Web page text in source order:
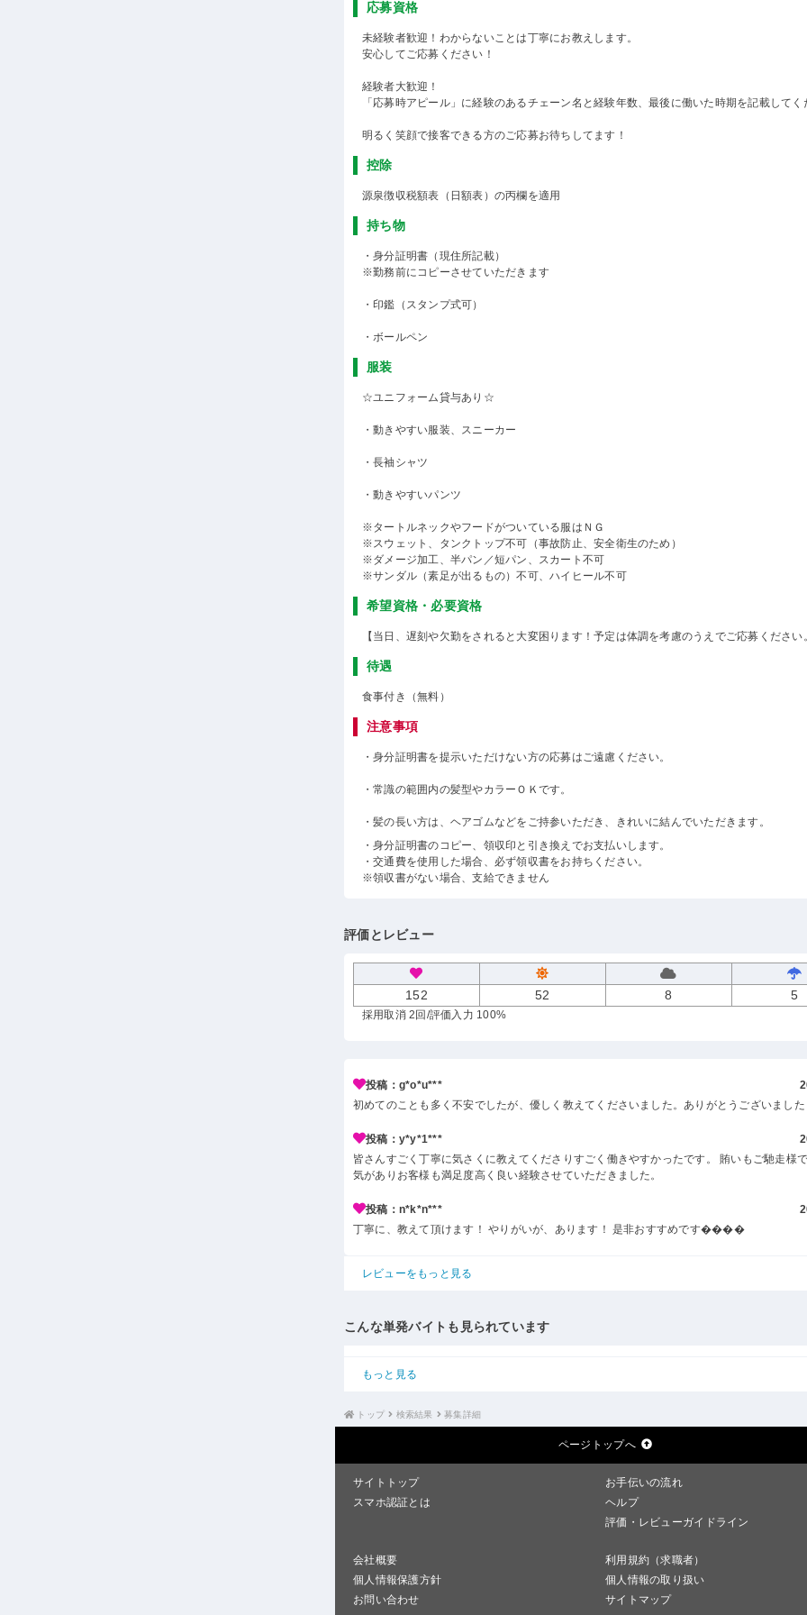
応募資格
未経験者歓迎！わからないことは丁寧にお教えします。
安心してご応募ください！
経験者大歓迎！
「応募時アピール」に経験のあるチェーン名と経験年数、最後に働いた時期を記載してく
明るく笑顔で接客できる方のご応募お待ちしてます！
控除
源泉徴収税額表（日額表）の丙欄を適用
持ち物
・身分証明書（現住所記載）
※勤務前にコピーさせていただきます
・印鑑（スタンプ式可）
・ボールペン
服装
☆ユニフォーム貸与あり☆
・動きやすい服装、スニーカー
・長袖シャツ
・動きやすいパンツ
※タートルネックやフードがついている服はＮＧ
※スウェット、タンクトップ不可（事故防止、安全衛生のため）
※ダメージ加工、半パン／短パン、スカート不可
※サンダル（素足が出るもの）不可、ハイヒール不可
希望資格・必要資格
【当日、遅刻や欠勤をされると大変困ります！予定は体調を考慮のうえでご応募ください
待遇
食事付き（無料）
注意事項
・身分証明書を提示いただけない方の応募はご遠慮ください。
・常識の範囲内の髪型やカラーＯＫです。
・髪の長い方は、ヘアゴムなどをご持参いただき、きれいに結んでいただきます。
・身分証明書のコピー、領収印と引き換えでお支払いします。
・交通費を使用した場合、必ず領収書をお持ちください。
※領収書がない場合、支給できません
評価とレビュー
152 52 8 5
採用取消 2回 /評価入力 100%
投稿：g*o*u***
初めてのことも多く不安でしたが、優しく教えてくださいました。ありがとうございました
投稿：y*y*1***
皆さんすごく丁寧に気さくに教えてくださりすごく働きやすかったです。 賄いもご馳走様
気がありお客様も満足度高く良い経験させていただきました。
投稿：n*k*n***
丁寧に、教えて頂けます！ やりがいが、あります！ 是非おすすめです����
レビューをもっと見る
こんな単発バイトも見られています
もっと見る
トップ 検索結果 募集詳細
ページトップへ
サイトトップ
お手伝いの流れ
スマホ認証とは
ヘルプ
評価・レビューガイドライン
会社概要
利用規約（求職者）
個人情報保護方針
個人情報の取り扱い
お問い合わせ
サイトマップ